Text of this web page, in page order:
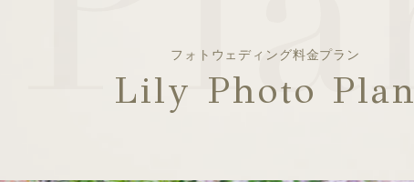
フォトウェディング料金プラン
Lily Photo Plan